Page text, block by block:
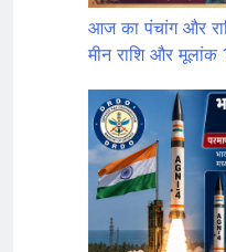
आज का पंचांग और
मीन राशि और